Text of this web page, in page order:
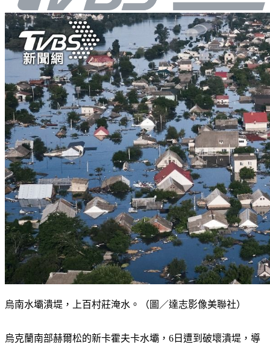
烏南水壩潰堤，上百村莊淹水。（圖／達志影像美聯社）
烏克蘭南部赫爾松的新卡霍夫卡水壩，6日遭到破壞潰堤，導